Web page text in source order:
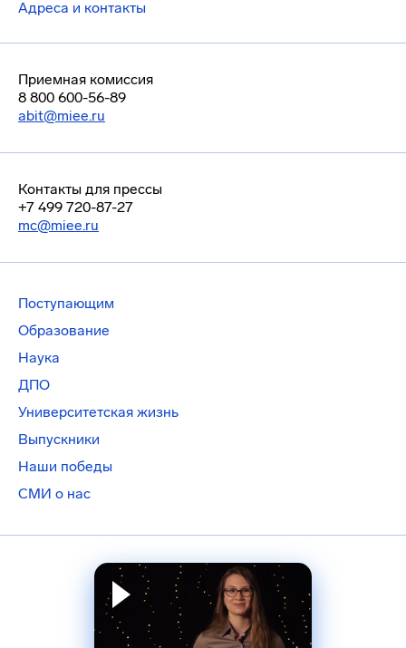
Адреса и контакты
Приемная комиссия
8 800 600-56-89
abit@miee.ru
Контакты для прессы
+7 499 720-87-27
mc@miee.ru
Поступающим
Образование
Наука
ДПО
Университетская жизнь
Выпускники
Наши победы
СМИ о нас